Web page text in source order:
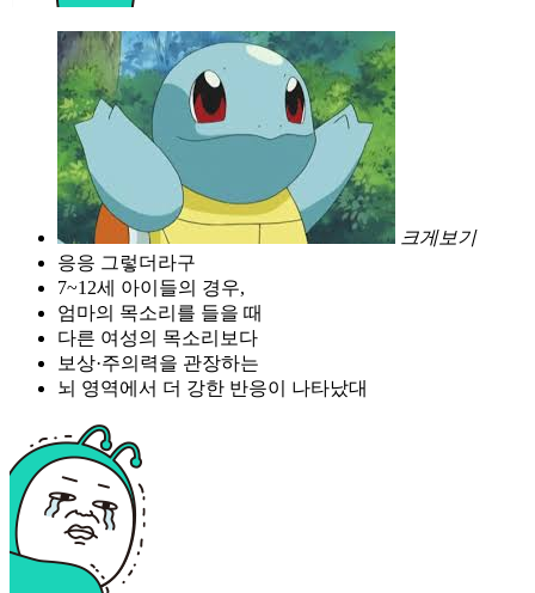
크게보기
응응 그렇더라구
7~12세 아이들의 경우,
엄마의 목소리를 들을 때
다른 여성의 목소리보다
보상·주의력을 관장하는
뇌 영역에서 더 강한 반응이 나타났대